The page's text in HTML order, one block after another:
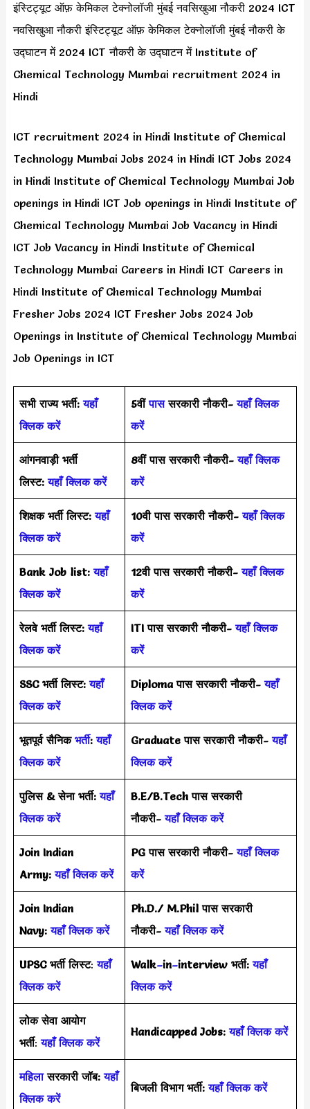
इंस्टिट्यूट ऑफ़ केमिकल टेक्नोलॉजी मुंबई नवसिखुआ नौकरी 2024 ICT
नवसिखुआ नौकरी इंस्टिट्यूट ऑफ़ केमिकल टेक्नोलॉजी मुंबई नौकरी के
उद्घाटन में 2024 ICT नौकरी के उद्घाटन में Institute of
Chemical Technology Mumbai recruitment 2024 in
Hindi
ICT recruitment 2024 in Hindi Institute of Chemical
Technology Mumbai Jobs 2024 in Hindi ICT Jobs 2024
in Hindi Institute of Chemical Technology Mumbai Job
openings in Hindi ICT Job openings in Hindi Institute of
Chemical Technology Mumbai Job Vacancy in Hindi
ICT Job Vacancy in Hindi Institute of Chemical
Technology Mumbai Careers in Hindi ICT Careers in
Hindi Institute of Chemical Technology Mumbai
Fresher Jobs 2024 ICT Fresher Jobs 2024 Job
Openings in Institute of Chemical Technology Mumbai
Job Openings in ICT
सभी राज्य भर्ती: यहाँ
क्लिक करें
5वींपाससरकारी नौकरी- यहाँ क्लिक
करें
आंगनवाड़ी भर्ती
लिस्ट: यहाँ क्लिक करें
8वीं पास सरकारी नौकरी- यहाँ क्लिक
करें
शिक्षक भर्ती लिस्ट: यहाँ
क्लिक करें
10वी पास सरकारी नौकरी- यहाँ क्लिक
करें
Bank Job list: यहाँ
क्लिक करें
12वी पास सरकारी नौकरी- यहाँ क्लिक
करें
रेलवे भर्ती लिस्ट: यहाँ
क्लिक करें
ITI पास सरकारी नौकरी- यहाँ क्लिक
करें
SSC भर्ती लिस्ट: यहाँ
क्लिक करें
Diploma पास सरकारी नौकरी- यहाँ
क्लिक करें
भूतपूर्व सैनिक भर्ती: यहाँ
क्लिक करें
Graduate पास सरकारी नौकरी- यहाँ
क्लिक करें
पुलिस & सेना भर्ती: यहाँ
क्लिक करें
B.E/B.Tech पास सरकारी
नौकरी- यहाँ क्लिक करें
Join Indian
Army:यहाँ क्लिक करें
PG पास सरकारी नौकरी- यहाँ क्लिक
करें
Join Indian
Navy:यहाँ क्लिक करें
Ph.D./ M.Phil पास सरकारी
नौकरी- यहाँ क्लिक करें
UPSC भर्ती लिस्ट:यहाँ
क्लिक करें
Walk–in–interview भर्ती:यहाँ
क्लिक करें
लोक सेवा आयोग
भर्ती:यहाँ क्लिक करें
Handicapped Jobs:यहाँ क्लिक करें
महिलासरकारी जॉब: यहाँ
क्लिक करें
बिजली विभाग भर्ती:यहाँ क्लिक करें